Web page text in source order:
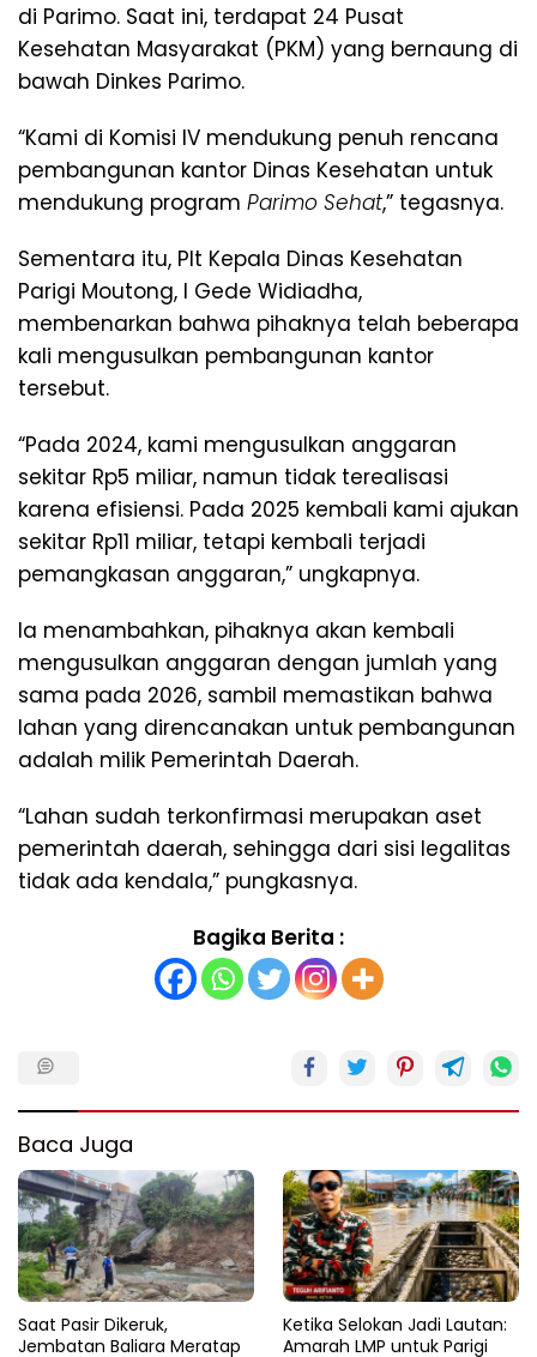
di Parimo. Saat ini, terdapat 24 Pusat
Kesehatan Masyarakat (PKM) yang bernaung di
bawah Dinkes Parimo.
“Kami di Komisi IV mendukung penuh rencana
pembangunan kantor Dinas Kesehatan untuk
mendukung program Parimo Sehat,” tegasnya.
Sementara itu, Plt Kepala Dinas Kesehatan
Parigi Moutong, I Gede Widiadha,
membenarkan bahwa pihaknya telah beberapa
kali mengusulkan pembangunan kantor
tersebut.
“Pada 2024, kami mengusulkan anggaran
sekitar Rp5 miliar, namun tidak terealisasi
karena efisiensi. Pada 2025 kembali kami ajukan
sekitar Rp11 miliar, tetapi kembali terjadi
pemangkasan anggaran,” ungkapnya.
Ia menambahkan, pihaknya akan kembali
mengusulkan anggaran dengan jumlah yang
sama pada 2026, sambil memastikan bahwa
lahan yang direncanakan untuk pembangunan
adalah milik Pemerintah Daerah.
“Lahan sudah terkonfirmasi merupakan aset
pemerintah daerah, sehingga dari sisi legalitas
tidak ada kendala,” pungkasnya.
Bagika Berita :
Baca Juga
Saat Pasir Dikeruk,
Jembatan Baliara Meratap
Ketika Selokan Jadi Lautan:
Amarah LMP untuk Parigi